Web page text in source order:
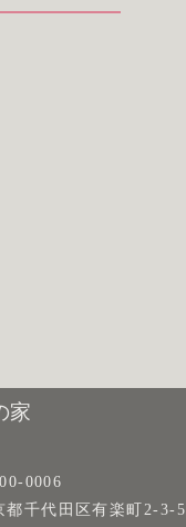
家
0006
都千代田区有楽町2-3-5